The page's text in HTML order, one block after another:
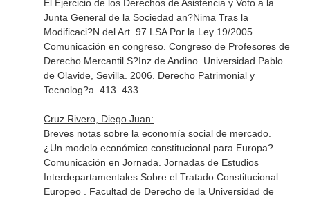
El Ejercicio de los Derechos de Asistencia y Voto a la
Junta General de la Sociedad an?Nima Tras la
Modificaci?N del Art. 97 LSA Por la Ley 19/2005.
Comunicación en congreso. Congreso de Profesores de
Derecho Mercantil S?Inz de Andino. Universidad Pablo
de Olavide, Sevilla. 2006. Derecho Patrimonial y
Tecnolog?a. 413. 433
Cruz Rivero, Diego Juan:
Breves notas sobre la economía social de mercado.
¿Un modelo económico constitucional para Europa?.
Comunicación en Jornada. Jornadas de Estudios
Interdepartamentales Sobre el Tratado Constitucional
Europeo . Facultad de Derecho de la Universidad de